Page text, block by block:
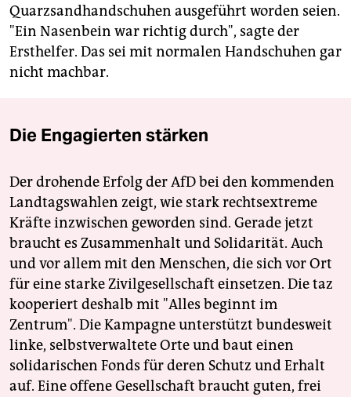
Quarzsandhandschuhen ausgeführt worden seien.
"Ein Nasenbein war richtig durch", sagte der
Ersthelfer. Das sei mit normalen Handschuhen gar
nicht machbar.
Die Engagierten stärken
Der drohende Erfolg der AfD bei den kommenden
Landtagswahlen zeigt, wie stark rechtsextreme
Kräfte inzwischen geworden sind. Gerade jetzt
braucht es Zusammenhalt und Solidarität. Auch
und vor allem mit den Menschen, die sich vor Ort
für eine starke Zivilgesellschaft einsetzen. Die taz
kooperiert deshalb mit "Alles beginnt im
Zentrum". Die Kampagne unterstützt bundesweit
linke, selbstverwaltete Orte und baut einen
solidarischen Fonds für deren Schutz und Erhalt
auf. Eine offene Gesellschaft braucht guten, frei